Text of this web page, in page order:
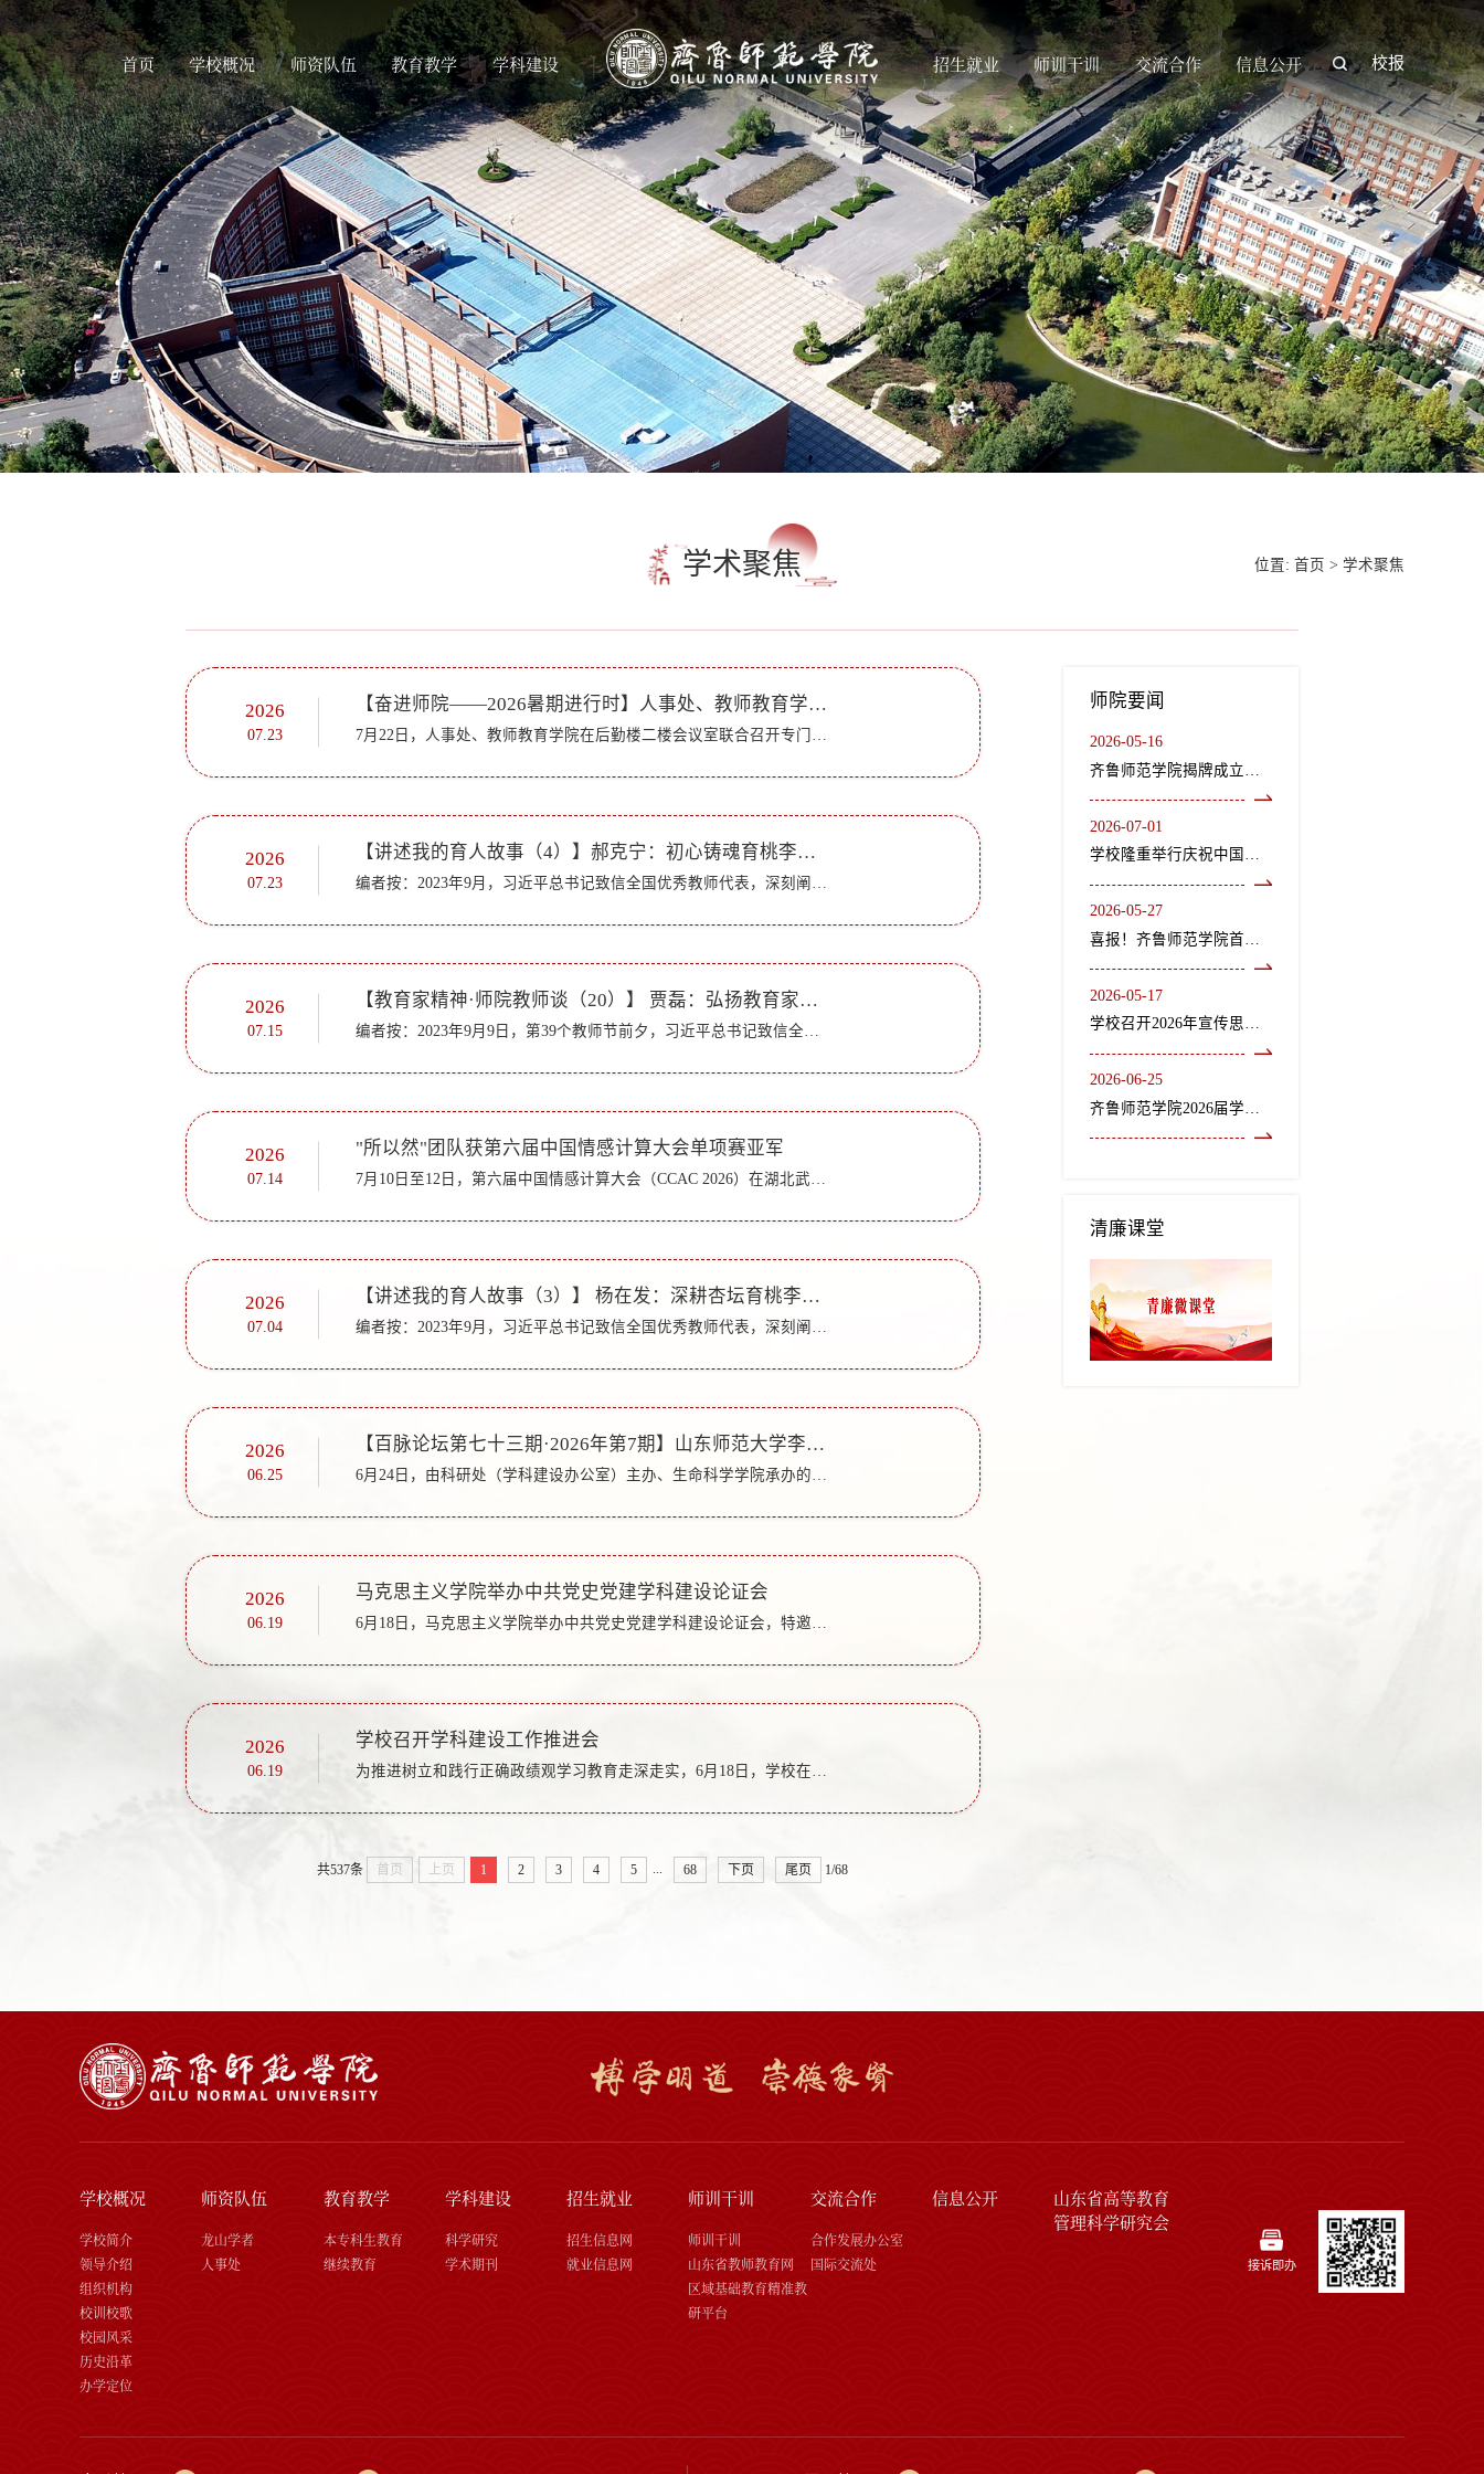
首页 学校概况 师资队伍 教育教学 学科建设 招生就业 师训干训 交流合作 信息公开 校报
学术聚焦 位置: 首页 > 学术聚焦
2026
07.23
【奋进师院——2026暑期进行时】人事处、教师教育学院联合召开专门教育建设座谈会
7月22日，人事处、教师教育学院在后勤楼二楼会议室联合召开专门教育建设座谈会。人事处处长刘增军、副处长李华，教师教育学院院长刘丙利、副院长徐明波，以及刘桂荣、王跃鹏等教师参加座谈。座谈会上，刘增军介绍...
2026
07.23
【讲述我的育人故事（4）】郝克宁：初心铸魂育桃李，坚守大爱润初心
编者按：2023年9月，习近平总书记致信全国优秀教师代表，深刻阐释中国特有的教育家精神，为新时代教师队伍建设指明前进方向。近期，教育部部署开展“教育家精神万里行”“讲述我的育人故事”等系列活动，推动教育...
2026
07.15
【教育家精神·师院教师谈（20）】 贾磊：弘扬教育家精神，以体育教育赋能学生全面成长
编者按：2023年9月9日，第39个教师节前夕，习近平总书记致信全国优秀教师代表，强调要大力弘扬教育家精神。2024年第40个教师节主题是“大力弘扬教育家精神，加快建设教育强国”。2025年第41个教师节主题是“以教...
2026
07.14
"所以然"团队获第六届中国情感计算大会单项赛亚军
7月10日至12日，第六届中国情感计算大会（CCAC 2026）在湖北武汉举行。人工智能教育研究院“所以然”团队在赛道七“中英文语境下图像隐喻识别和情感分类评测”中荣获第二名。本届大会由中国中文信息学会情感计算...
2026
07.04
【讲述我的育人故事（3）】 杨在发：深耕杏坛育桃李，匠心笃行铸师魂
编者按：2023年9月，习近平总书记致信全国优秀教师代表，深刻阐释中国特有的教育家精神，为新时代教师队伍建设指明前进方向。近期，教育部部署开展“教育家精神万里行”“讲述我的育人故事”等系列活动，推动教...
2026
06.25
【百脉论坛第七十三期·2026年第7期】山东师范大学李华教授：鱼类抗感染天然免疫的分子基础
6月24日，由科研处（学科建设办公室）主办、生命科学学院承办的“百脉论坛”第七十三期（2026年第7期）专家报告会在生命科学学院会议室举行。山东师范大学生命科学学院李华教授应邀作题为《鱼类抗感染天然免疫的...
2026
06.19
马克思主义学院举办中共党史党建学科建设论证会
6月18日，马克思主义学院举办中共党史党建学科建设论证会，特邀国务院学位委员会学科评议组成员、国家社科基金评审专家、北京师范大学中共党史党建研究院院长、博士生导师王炳林教授莅临指导。学院党委书记郭百灵...
2026
06.19
学校召开学科建设工作推进会
为推进树立和践行正确政绩观学习教育走深走实，6月18日，学校在综合楼A407会议室召开学科建设推进会，围绕教育、材料与化工、生物与医药、电子信息等4个重点学科深度对接地方行业产业发展进行深入研讨。会议由科...
共537条 首页 上页 1 2 3 4 5 ... 68 下页 尾页 1/68
师院要闻
2026-05-16
2026-07-01
学校隆重举行庆祝中国共产党成立105周年“七一”表彰大会暨《长歌尽美》艺术党课
2026-05-27
2026-05-17
学校召开2026年宣传思想文化工作会议
2026-06-25
清廉课堂
学校概况
学校简介
领导介绍
组织机构
校训校歌
校园风采
历史沿革
办学定位
师资队伍
龙山学者
人事处
教育教学
本专科生教育
继续教育
学科建设
科学研究
学术期刊
招生就业
招生信息网
就业信息网
师训干训
师训干训
山东省教师教育网
区域基础教育精准教
研平台
交流合作
合作发展办公室
国际交流处
信息公开
山东省高等教育
管理科学研究会
接诉即办